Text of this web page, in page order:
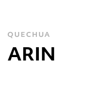
QUECHUA
ARIN